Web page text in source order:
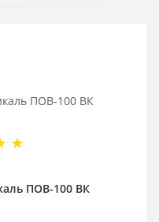
ПОВ-100 ВК